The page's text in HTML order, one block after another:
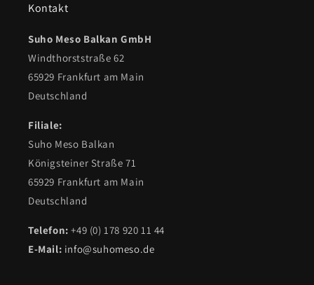
Kontakt
Suho Meso Balkan GmbH
Windthorststraße 62
65929 Frankfurt am Main
Deutschland
Filiale:
Suho Meso Balkan
Königsteiner Straße 71
65929 Frankfurt am Main
Deutschland
Telefon: +49 (0) 178 920 11 44
E-Mail: info@suhomeso.de